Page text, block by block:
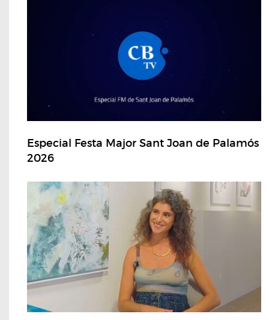
Especial Festa Major Sant Joan de Palamós
2026